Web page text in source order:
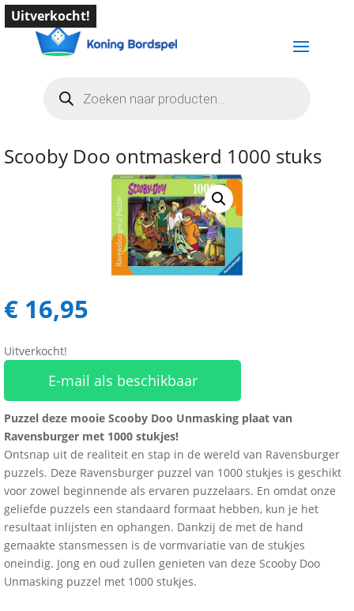
zoeken
Uitverkocht!
Scooby Doo ontmaskerd 1000 stuks
€ 16,95
Uitverkocht!
E-mail als beschikbaar
Puzzel deze mooie Scooby Doo Unmasking plaat van
Ravensburger met 1000 stukjes!
Ontsnap uit de realiteit en stap in de wereld van Ravensburger
puzzels. Deze Ravensburger puzzel van 1000 stukjes is geschikt
voor zowel beginnende als ervaren puzzelaars. En omdat onze
geliefde puzzels een standaard formaat hebben, kun je het
resultaat inlijsten en ophangen. Dankzij de met de hand
gemaakte stansmessen is de vormvariatie van de stukjes
oneindig. Jong en oud zullen genieten van deze Scooby Doo
Unmasking puzzel met 1000 stukjes.